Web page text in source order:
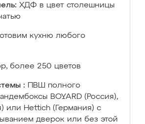
ХДФ в цвет столешницы
кухню любого
более 250 цветов
:
ПВШ полного
BOYARD (Россия),
или Hettich (Германия) с
дверок или без этой